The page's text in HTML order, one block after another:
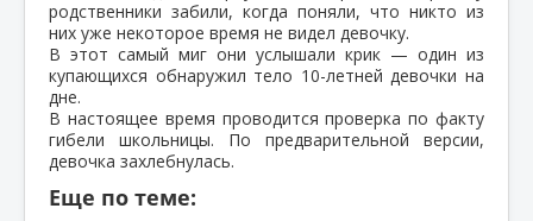
родственники забили, когда поняли, что никто из
них уже некоторое время не видел девочку.
В этот самый миг они услышали крик — один из
купающихся обнаружил тело 10-летней девочки на
дне.
В настоящее время проводится проверка по факту
гибели школьницы. По предварительной версии,
девочка захлебнулась.
Еще по теме: